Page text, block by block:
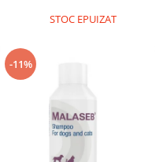
STOC EPUIZAT
-11%